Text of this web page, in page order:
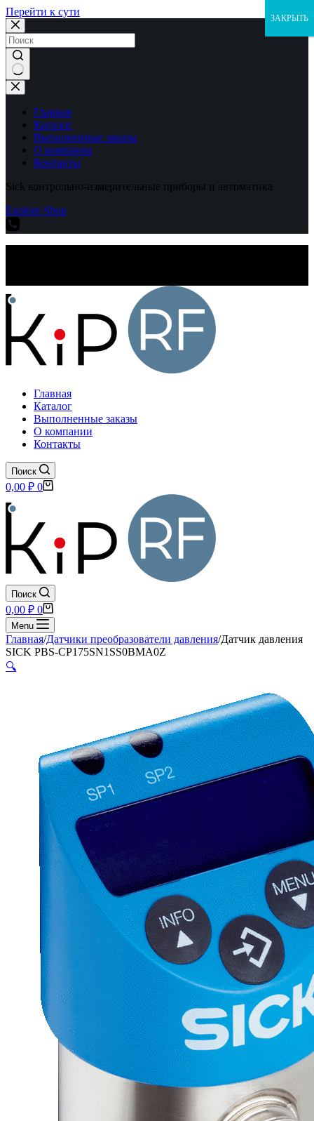
Перейти к сути
Ничего
не
найденоГлавная
Каталог
Выполненные заказы
О компании
Контакты
Sick контрольно-измерительные приборы и автоматика
Explore Shop
Главная
Каталог
Выполненные заказы
О компании
Контакты
Поиск
Корзина
0,00 ₽ 0
Поиск
Корзина
0,00 ₽ 0
Menu
Главная/Датчики преобразователи давления/Датчик давления
SICK PBS-CP175SN1SS0BMA0Z
🔍
ЗАКРЫТЬ